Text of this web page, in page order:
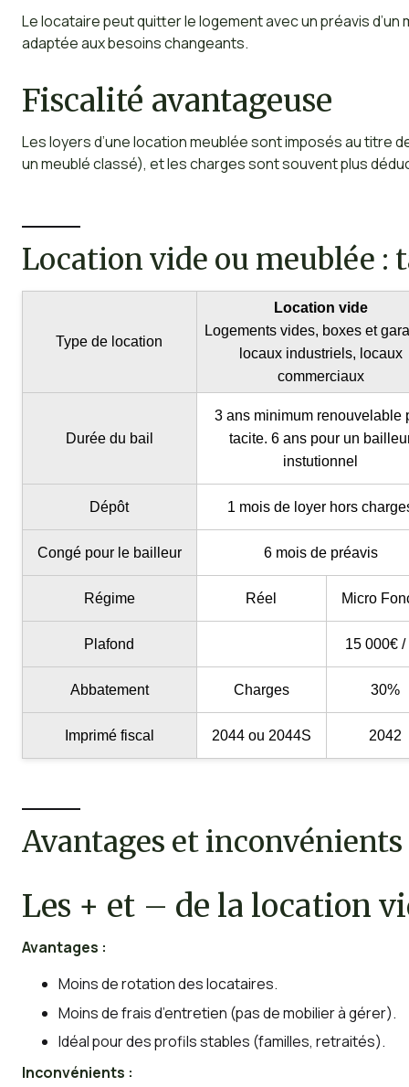
Le locataire peut quitter le logement avec un préavis
adaptée aux besoins changeants.
Fiscalité avantageuse
Les loyers d’une location meublée sont imposés au titre
un meublé classé), et les charges sont souvent plus
Location vide ou meublée :
Type de location
Location vide
Logements vides, boxes et
locaux industriels, locaux
commerciaux
Durée du bail
3 ans minimum renouvelable
tacite. 6 ans pour un
instutionnel
Dépôt 1 mois de loyer hors
Congé pour le bailleur 6 mois de préavis
Régime Réel Micro
Plafond 15 000€ /
Abbatement Charges 30%
Imprimé fiscal 2044 ou 2044S 2042
Avantages et
Les + et – de la location
Avantages :
Moins de rotation des locataires.
Moins de frais d’entretien (pas de mobilier à gérer).
Idéal pour des profils stables (familles, retraités).
Inconvénients :